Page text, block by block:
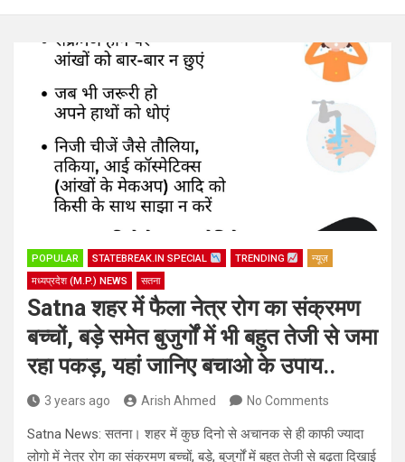
POPULAR STATEBREAK.IN SPECIAL TRENDING
न्यूज़
मध्यप्रदेश (M.P.) NEWS
सतना
Satna शहर में फैला नेत्र रोग का संक्रमण
बच्चों, बड़े समेत बुजुर्गों में भी बहुत तेजी से जमा
रहा पकड़, यहां जानिए बचाओ के उपाय..
3 years ago Arish Ahmed No Comments
Satna News: सतना। शहर में कुछ दिनो से अचानक से ही काफी ज्यादा
लोगो में नेत्र रोग का संक्रमण बच्चों, बड़े, बुजुर्गों में बहुत तेजी से बढ़ता दिखाई